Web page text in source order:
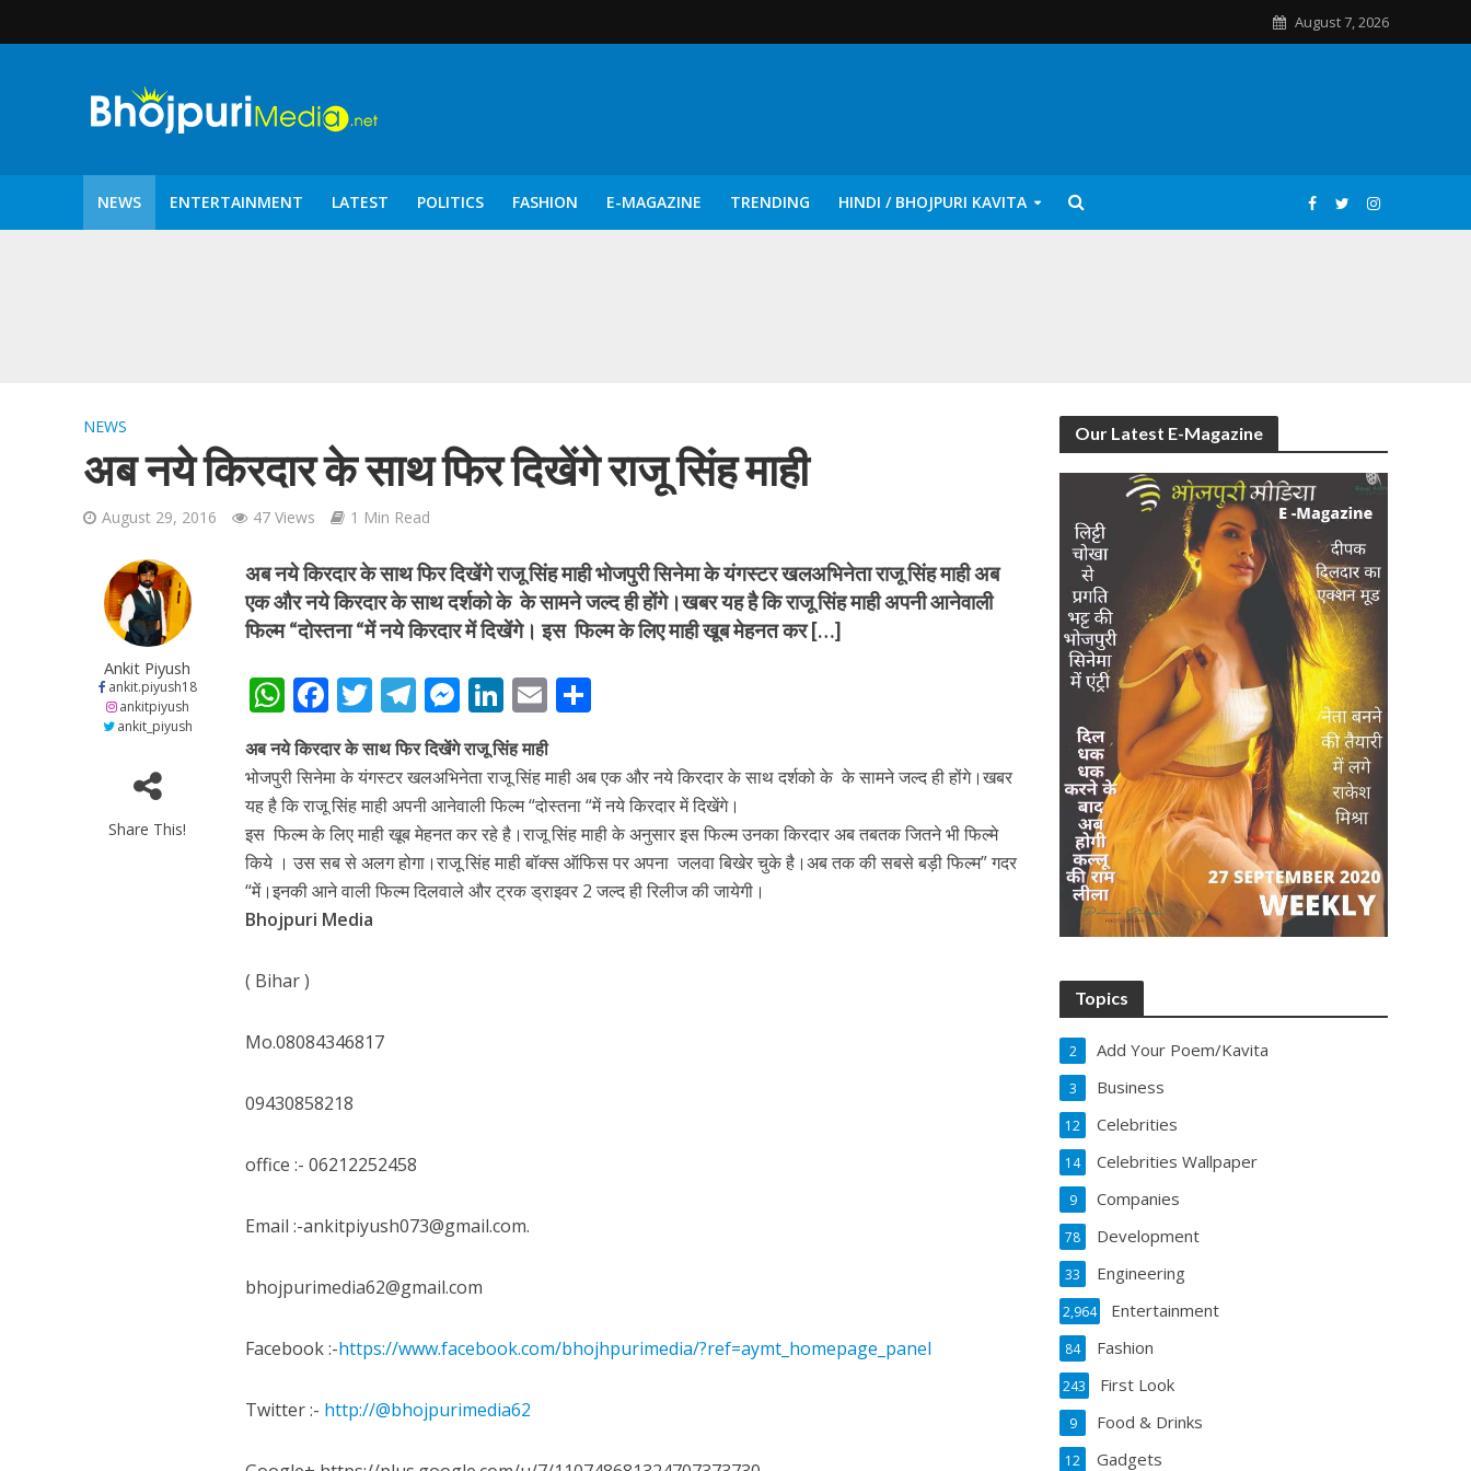
August 7, 2026
NEWS ENTERTAINMENT LATEST POLITICS FASHION E-MAGAZINE TRENDING HINDI / BHOJPURI KAVITA
NEWS
अब नये किरदार के साथ फिर दिखेंगे राजू सिंह माही
August 29, 2016 47 Views 1 Min Read
Ankit Piyush
ankit.piyush18
ankitpiyush
ankit_piyush
Share This!
अब नये किरदार के साथ फिर दिखेंगे राजू सिंह माही भोजपुरी सिनेमा के यंगस्टर खलअभिनेता राजू सिंह माही अब
एक और नये किरदार के साथ दर्शको के के सामने जल्द ही होंगे।खबर यह है कि राजू सिंह माही अपनी आनेवाली
फिल्म “दोस्तना “में नये किरदार में दिखेंगे। इस फिल्म के लिए माही खूब मेहनत कर […]
W
h
at
s
A
p
p
F
ac
e
b
o
o
k
T
w
itt
er
T
el
e
gr
a
m
M
ss
e
n
g
er
Li
n
k
e
dI
n
E
ai
l
ar
e
अब नये किरदार के साथ फिर दिखेंगे राजू सिंह माही
भोजपुरी सिनेमा के यंगस्टर खलअभिनेता राजू सिंह माही अब एक और नये किरदार के साथ दर्शको के के सामने जल्द ही होंगे।खबर
यह है कि राजू सिंह माही अपनी आनेवाली फिल्म “दोस्तना “में नये किरदार में दिखेंगे।
इस फिल्म के लिए माही खूब मेहनत कर रहे है।राजू सिंह माही के अनुसार इस फिल्म उनका किरदार अब तबतक जितने भी फिल्मे
किये । उस सब से अलग होगा।राजू सिंह माही बॉक्स ऑफिस पर अपना जलवा बिखेर चुके है।अब तक की सबसे बड़ी फिल्म” गदर
“में।इनकी आने वाली फिल्म दिलवाले और ट्रक ड्राइवर 2 जल्द ही रिलीज की जायेगी।
Bhojpuri Media
( Bihar )
Mo.08084346817
09430858218
office :- 06212252458
Email :-ankitpiyush073@gmail.com.
bhojpurimedia62@gmail.com
Facebook :-https://www.facebook.com/bhojhpurimedia/?ref=aymt_homepage_panel
Twitter :- http://@bhojpurimedia62
Our Latest E-Magazine
Topics
Add Your Poem/Kavita
2
Business
3
Celebrities
12
Celebrities Wallpaper
14
Companies
9
Development
78
Engineering
33
Entertainment
2,964
Fashion
84
First Look
243
Food & Drinks
9
Gadgets
12